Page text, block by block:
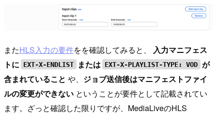
またHLS入力の要件をを確認してみると、 入力マニフェス
トに
EXT-X-ENDLIST または EXT-X-PLAYLIST-TYPE: VOD が
含まれていること や、 ジョブ送信後はマニフェストファイ
ルの変更ができない ということが要件として記載されてい
ます。ざっと確認した限りですが、MediaLiveのHLS